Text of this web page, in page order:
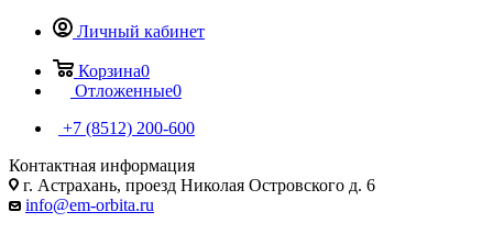
Личный кабинет
Корзина0
Отложенные0
+7 (8512) 200-600
Контактная информация
г. Астрахань, проезд Николая Островского д. 6
info@em-orbita.ru